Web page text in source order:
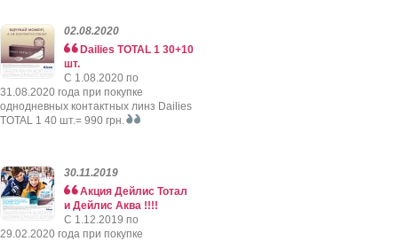
02.08.2020
Dailies TOTAL 1 30+10
шт.
C 1.08.2020 по
31.08.2020 года при покупке
однодневных контактных линз Dailies
TOTAL 1 40 шт.= 990 грн.
30.11.2019
Акция Дейлис Тотал
и Дейлис Аква !!!!
C 1.12.2019 по
29.02.2020 года при покупке